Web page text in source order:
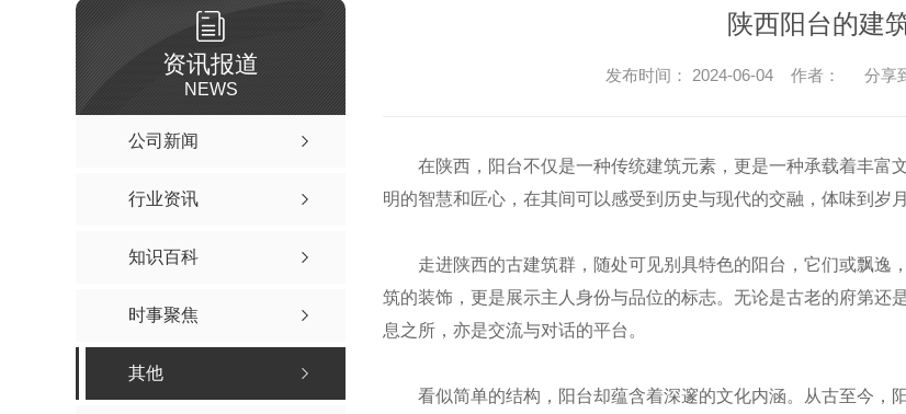
资讯报道
NEWS
公司新闻
行业资讯
知识百科
时事聚焦
其他
陕西阳台的建
发布时间： 2024-06-04 作者： 分享
在陕西，阳台不仅是一种传统建筑元素，更是一种承载着丰富
明的智慧和匠心，在其间可以感受到历史与现代的交融，体味到岁
走进陕西的古建筑群，随处可见别具特色的阳台，它们或飘逸
筑的装饰，更是展示主人身份与品位的标志。无论是古老的府第还
息之所，亦是交流与对话的平台。
看似简单的结构，阳台却蕴含着深邃的文化内涵。从古至今，